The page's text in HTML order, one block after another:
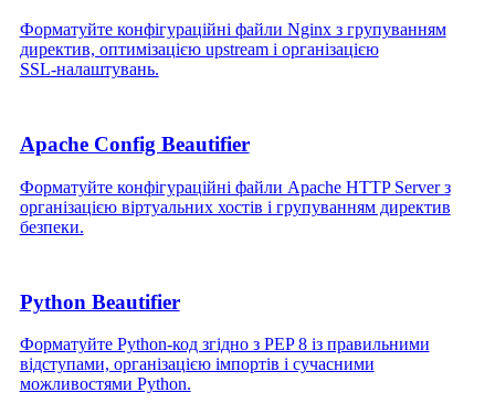
Форматуйте конфігураційні файли Nginx з групуванням
директив, оптимізацією upstream і організацією
SSL‑налаштувань.
Apache Config Beautifier
Форматуйте конфігураційні файли Apache HTTP Server з
організацією віртуальних хостів і групуванням директив
безпеки.
Python Beautifier
Форматуйте Python‑код згідно з PEP 8 із правильними
відступами, організацією імпортів і сучасними
можливостями Python.